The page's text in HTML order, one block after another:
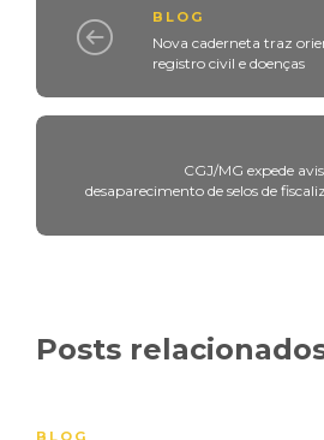
BLOG
Nova caderneta traz
registro civil e doenças
CGJ/MG expede
desaparecimento de selos de
Posts